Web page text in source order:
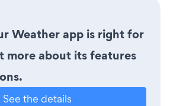
Weather app is right for
more about its features
See the details